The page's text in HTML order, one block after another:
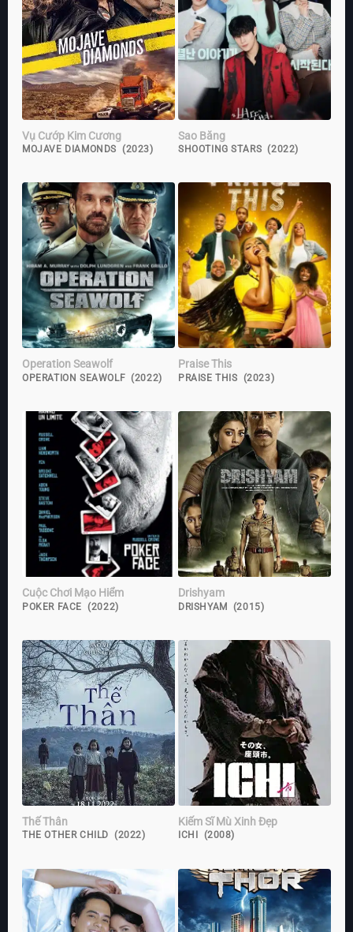
Vụ Cướp Kim Cương
MOJAVE DIAMONDS (2023)
Sao Băng
SHOOTING STARS (2022)
Operation Seawolf
OPERATION SEAWOLF (2022)
Praise This
PRAISE THIS (2023)
Cuộc Chơi Mạo Hiểm
POKER FACE (2022)
Drishyam
DRISHYAM (2015)
Thế Thân
THE OTHER CHILD (2022)
Kiếm Sĩ Mù Xinh Đẹp
ICHI (2008)